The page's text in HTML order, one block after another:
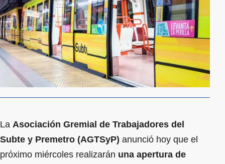
La Asociación Gremial de Trabajadores del
Subte y Premetro (AGTSyP) anunció hoy que el
próximo miércoles realizarán una apertura de